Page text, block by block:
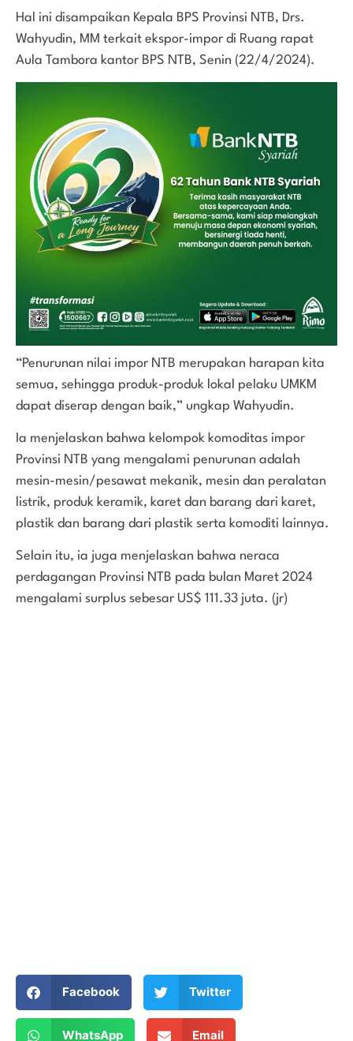
Hal ini disampaikan Kepala BPS Provinsi NTB, Drs.
Wahyudin, MM terkait ekspor-impor di Ruang rapat
Aula Tambora kantor BPS NTB, Senin (22/4/2024).
“Penurunan nilai impor NTB merupakan harapan kita
semua, sehingga produk-produk lokal pelaku UMKM
dapat diserap dengan baik,” ungkap Wahyudin.
Ia menjelaskan bahwa kelompok komoditas impor
Provinsi NTB yang mengalami penurunan adalah
mesin-mesin/pesawat mekanik, mesin dan peralatan
listrik, produk keramik, karet dan barang dari karet,
plastik dan barang dari plastik serta komoditi lainnya.
Selain itu, ia juga menjelaskan bahwa neraca
perdagangan Provinsi NTB pada bulan Maret 2024
mengalami surplus sebesar US$ 111.33 juta. (jr)
Facebook Twitter
WhatsApp Email